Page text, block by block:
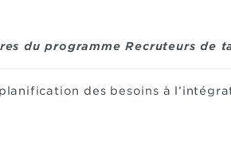
du programme Recruteurs de
des besoins à